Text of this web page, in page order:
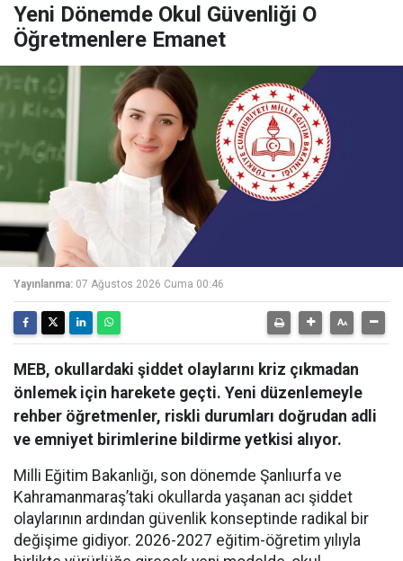
Yeni Dönemde Okul Güvenliği O
Öğretmenlere Emanet
Yayınlanma: 07 Ağustos 2026 Cuma 00:46
MEB, okullardaki şiddet olaylarını kriz çıkmadan
önlemek için harekete geçti. Yeni düzenlemeyle
rehber öğretmenler, riskli durumları doğrudan adli
ve emniyet birimlerine bildirme yetkisi alıyor.
Milli Eğitim Bakanlığı, son dönemde Şanlıurfa ve
Kahramanmaraş’taki okullarda yaşanan acı şiddet
olaylarının ardından güvenlik konseptinde radikal bir
değişime gidiyor. 2026-2027 eğitim-öğretim yılıyla